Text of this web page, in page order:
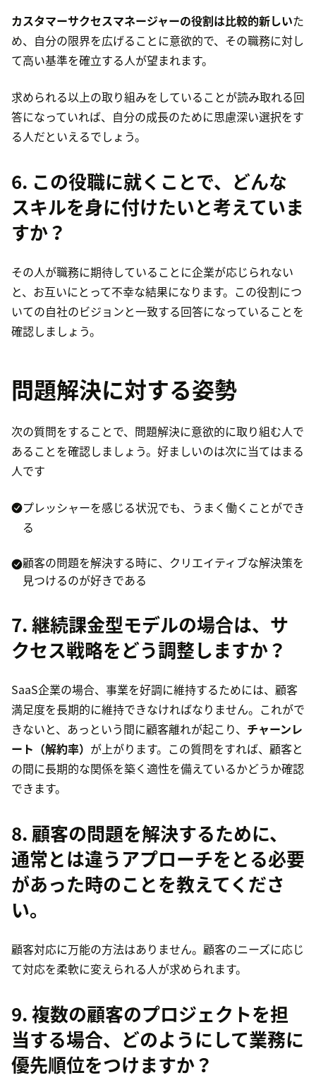
カスタマーサクセスマネージャーの役割は比較的新しいた
め、自分の限界を広げることに意欲的で、その職務に対し
て高い基準を確立する人が望まれます。
求められる以上の取り組みをしていることが読み取れる回
答になっていれば、自分の成長のために思慮深い選択をす
る人だといえるでしょう。
6. この役職に就くことで、どんな
スキルを身に付けたいと考えていま
すか？
その人が職務に期待していることに企業が応じられない
と、お互いにとって不幸な結果になります。この役割につ
いての自社のビジョンと一致する回答になっていることを
確認しましょう。
問題解決に対する姿勢
次の質問をすることで、問題解決に意欲的に取り組む人で
あることを確認しましょう。好ましいのは次に当てはまる
人です
プレッシャーを感じる状況でも、うまく働くことができ
る
顧客の問題を解決する時に、クリエイティブな解決策を
見つけるのが好きである
7. 継続課金型モデルの場合は、サ
クセス戦略をどう調整しますか？
SaaS企業の場合、事業を好調に維持するためには、顧客
満足度を長期的に維持できなければなりません。これがで
きないと、あっという間に顧客離れが起こり、 チャーンレ
ート（解約率） が上がります。この質問をすれば、顧客と
の間に長期的な関係を築く適性を備えているかどうか確認
できます。
8. 顧客の問題を解決するために、
通常とは違うアプローチをとる必要
があった時のことを教えてくださ
い。
顧客対応に万能の方法はありません。顧客のニーズに応じ
て対応を柔軟に変えられる人が求められます。
9. 複数の顧客のプロジェクトを担
当する場合、どのようにして業務に
優先順位をつけますか？